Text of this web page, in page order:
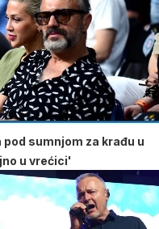
sumnjom za krađu u
u vrećici'